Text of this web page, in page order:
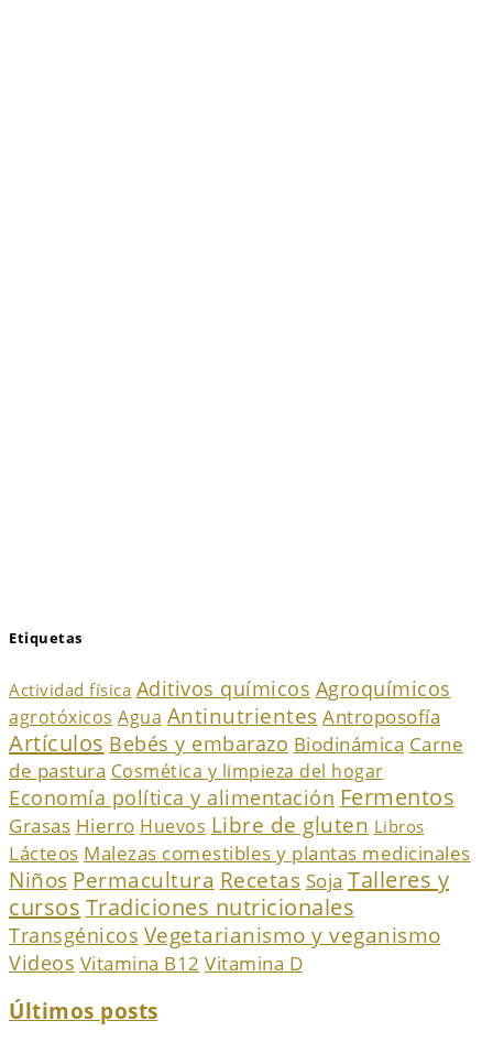
Etiquetas
Actividad física Aditivos químicos Agroquímicos
agrotóxicos Agua Antinutrientes Antroposofía
Artículos Bebés y embarazo Biodinámica Carne
de pastura Cosmética y limpieza del hogar
Economía política y alimentación Fermentos
Grasas Hierro Huevos Libre de gluten Libros
Lácteos Malezas comestibles y plantas medicinales
Niños Permacultura Recetas Soja Talleres y
cursos Tradiciones nutricionales
Transgénicos Vegetarianismo y veganismo
Videos Vitamina B12 Vitamina D
Últimos posts